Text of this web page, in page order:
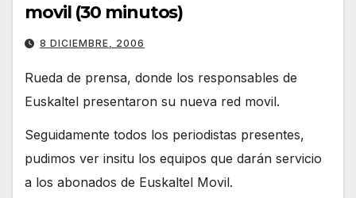
movil (30 minutos)
8 DICIEMBRE, 2006
Rueda de prensa, donde los responsables de
Euskaltel presentaron su nueva red movil.
Seguidamente todos los periodistas presentes,
pudimos ver insitu los equipos que darán servicio
a los abonados de Euskaltel Movil.